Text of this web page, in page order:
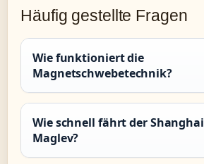
Häufig gestellte Fragen
Wie funktioniert die
Magnetschwebetechnik?
Wie schnell fährt der Shanghai
Maglev?